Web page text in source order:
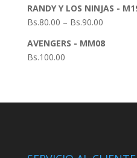
RANDY Y LOS NINJAS -
Bs.80.00 – Bs.90.00
AVENGERS - MM08
Bs.100.00